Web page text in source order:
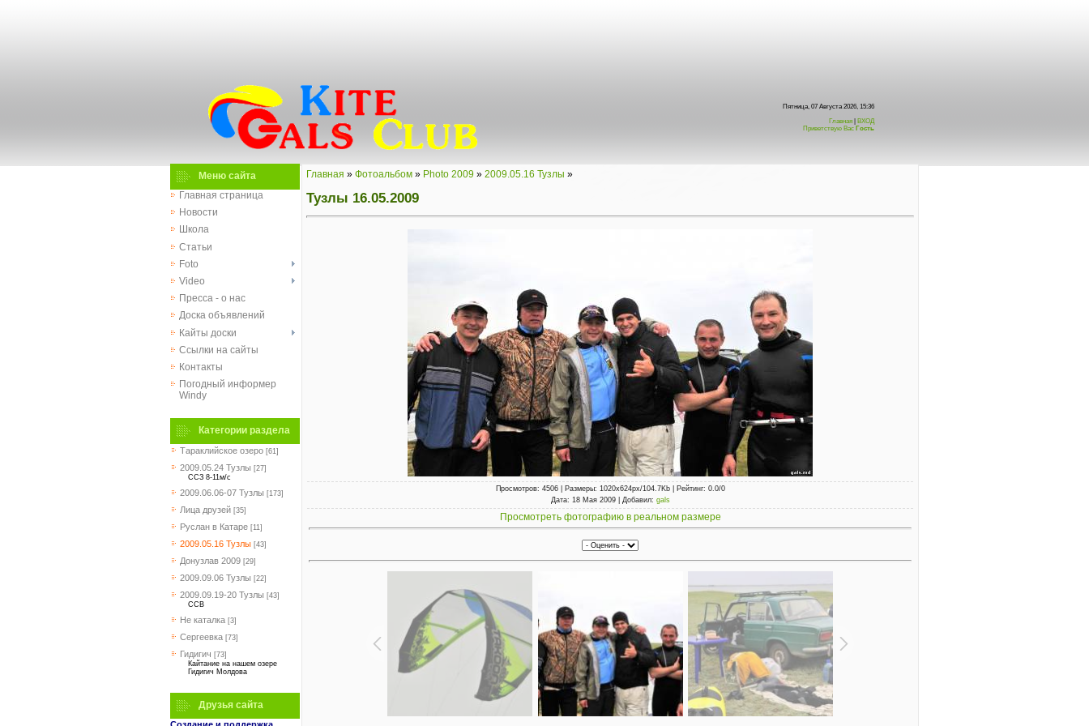
Пятница, 07 Августа 2026, 15:36
Главная
ВХОД
Приветствую Вас Гость
Меню сайта
Главная страница
Новости
Школа
Статьи
Foto
Video
Пресса - о нас
Доска объявлений
Кайты доски
Ссылки на сайты
Контакты
Погодный информер
Windy
Категории раздела
Тараклийское озеро [61]
2009.05.24 Тузлы [27]
ССЗ 8-11м/с
2009.06.06-07 Тузлы [173]
Лица друзей [35]
Руслан в Катаре [11]
2009.05.16 Тузлы [43]
Донузлав 2009 [29]
2009.09.06 Тузлы [22]
2009.09.19-20 Тузлы [43]
ССВ
Не каталка [3]
Сергеевка [73]
Гидигич [73]
Кайтание на нашем озере
Гидигич Молдова
Друзья сайта
Главная » Фотоальбом » Photo 2009 » 2009.05.16 Тузлы »
Тузлы 16.05.2009
Просмотров: 4506 | Размеры: 1020x624px/104.7Kb | Рейтинг: 0.0/0
Дата: 18 Мая 2009 | Добавил: gals
Просмотреть фотографию в реальном размере